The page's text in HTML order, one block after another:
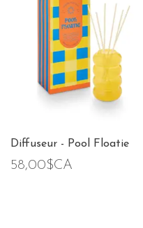
Diffuseur - Pool Floatie
58,00$CA